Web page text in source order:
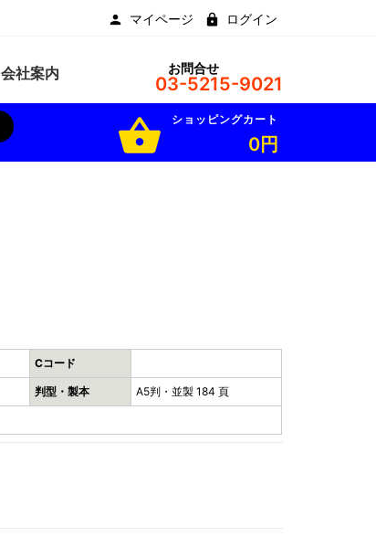
マイページ ログイン
会社案内 お問合せ
03-5215-9021
shopping_basket ショッピングカート
0円
Cコード
判型・製本 A5判・並製 184 頁